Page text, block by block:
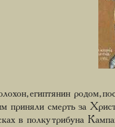
египтянин родом,
приняли смерть за
в полку трибуна